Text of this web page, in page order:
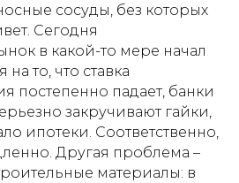
сосуды, без которых
Сегодня
в какой-то мере начал
на то, что ставка
постепенно падает, банки
закручивают гайки,
ипотеки. Соответственно,
Другая проблема –
материалы: в